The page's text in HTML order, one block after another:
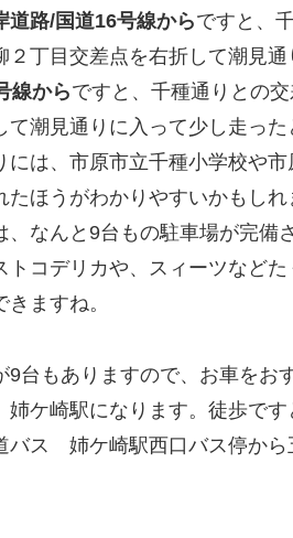
道路/国道16号線からですと、
２丁目交差点を右折して潮見
線からですと、千種通りとの
て潮見通りに入って少し走った
には、市原市立千種小学校や
たほうがわかりやすいかもしれ
、なんと9台もの駐車場が完備
トコデリカや、スィーツなど
きますね。
9台もありますので、お車をお
ケ崎駅になります。徒歩です
バス 姉ケ崎駅西口バス停から